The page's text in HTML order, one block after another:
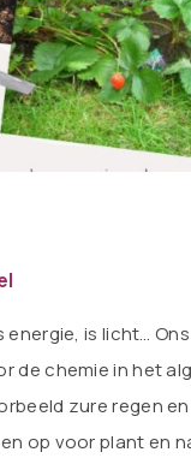
is licht…
de chemie in het
zure regen
op voor plant en